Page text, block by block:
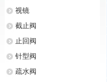
视镜
截止阀
止回阀
针型阀
疏水阀